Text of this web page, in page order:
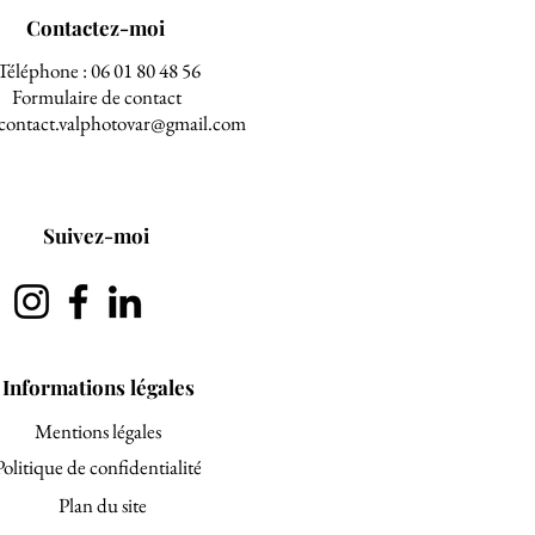
: 06 01 80 48 56
Formulaire de contact
Contactez-moi
Suivez-moi
Informations légales
Mentions légales
de confidentialité
Plan du site